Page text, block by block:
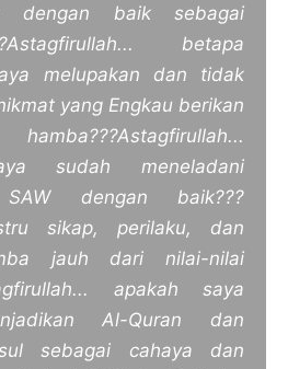
dengan baik sebagai
Astagfirullah... betapa
melupakan dan tidak
yang Engkau berikan
Astagfirullah...
sudah meneladani
SAW dengan baik???
sikap, perilaku, dan
jauh dari nilai-nilai
apakah saya
Al-Quran dan
sebagai cahaya dan